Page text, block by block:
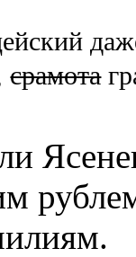
срамота